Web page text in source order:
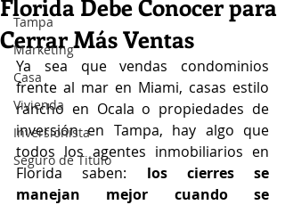
Tampa
Marketing
Casa
Vivienda
Inversionista
Seguro de Titulo
Florida Debe Conocer para
Cerrar Más Ventas
Ya sea que vendas condominios
frente al mar en Miami, casas estilo
rancho en Ocala o propiedades de
inversión en Tampa, hay algo que
todos los agentes inmobiliarios en
Florida saben: los cierres se
manejan mejor cuando se